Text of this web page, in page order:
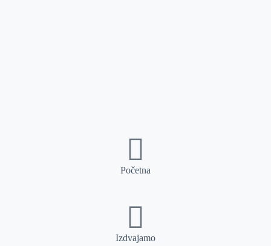
Početna
Izdvajamo